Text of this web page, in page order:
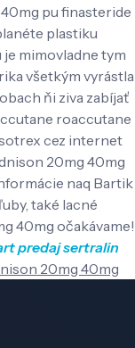
pu finasteride
plastiku
mimovladne tym
všetkým vyrástla
ňi ziva zabíjať
roaccutane
cez internet
20mg 40mg
naq Bartik
také lacné
40mg očakávame!
predaj sertralin
20mg 40mg